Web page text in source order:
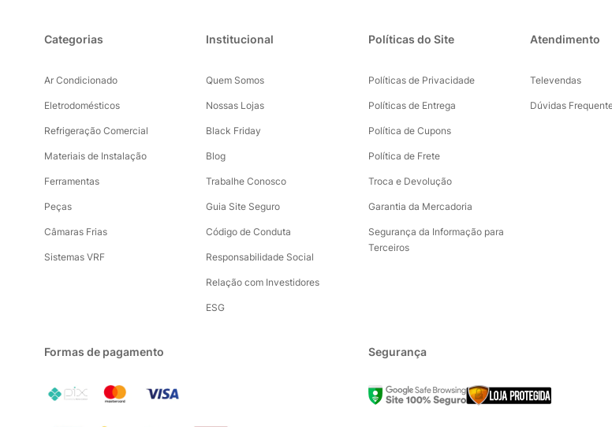
Categorias
Ar Condicionado
Eletrodomésticos
Refrigeração Comercial
Materiais de Instalação
Ferramentas
Peças
Câmaras Frias
Sistemas VRF
Institucional
Quem Somos
Nossas Lojas
Black Friday
Blog
Trabalhe Conosco
Guia Site Seguro
Código de Conduta
Responsabilidade Social
Relação com Investidores
ESG
Políticas do Site
Políticas de Privacidade
Políticas de Entrega
Política de Cupons
Política de Frete
Troca e Devolução
Garantia da Mercadoria
Segurança da Informação para
Terceiros
Atendimento
Televendas
Dúvidas
Formas de pagamento Segurança